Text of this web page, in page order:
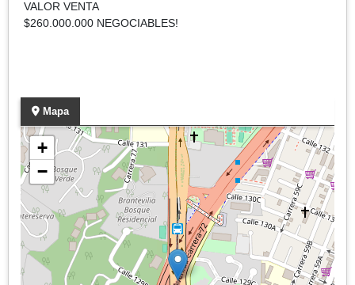
VALOR VENTA
$260.000.000 NEGOCIABLES!
Mapa
+
−